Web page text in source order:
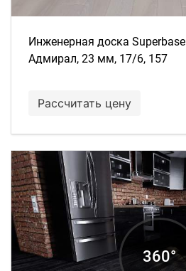
Инженерная доска
Адмирал, 23 мм, 17/6, 157
Рассчитать цену